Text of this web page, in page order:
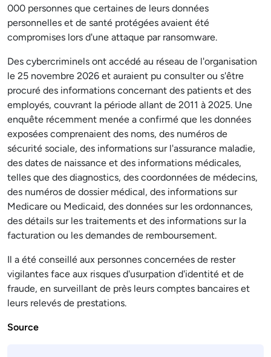
000 personnes que certaines de leurs données
personnelles et de santé protégées avaient été
compromises lors d'une attaque par ransomware.
Des cybercriminels ont accédé au réseau de l'organisation
le 25 novembre 2026 et auraient pu consulter ou s'être
procuré des informations concernant des patients et des
employés, couvrant la période allant de 2011 à 2025. Une
enquête récemment menée a confirmé que les données
exposées comprenaient des noms, des numéros de
sécurité sociale, des informations sur l'assurance maladie,
des dates de naissance et des informations médicales,
telles que des diagnostics, des coordonnées de médecins,
des numéros de dossier médical, des informations sur
Medicare ou Medicaid, des données sur les ordonnances,
des détails sur les traitements et des informations sur la
facturation ou les demandes de remboursement.
Il a été conseillé aux personnes concernées de rester
vigilantes face aux risques d'usurpation d'identité et de
fraude, en surveillant de près leurs comptes bancaires et
leurs relevés de prestations.
Source